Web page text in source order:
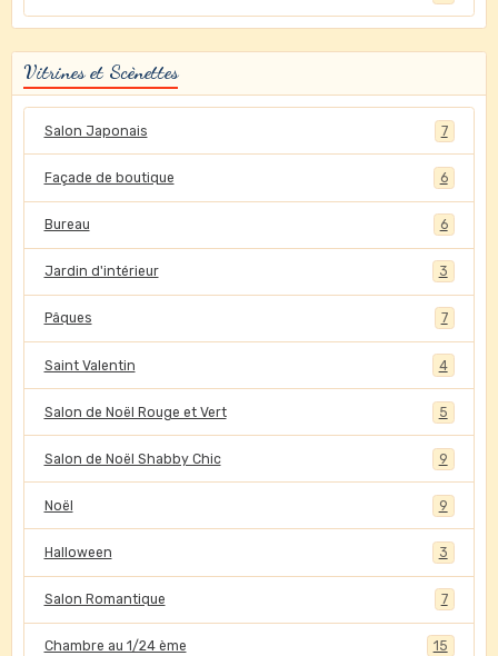
Vitrines et Scènettes
Salon Japonais 7
Façade de boutique 6
Bureau 6
Jardin d'intérieur 3
Pâques 7
Saint Valentin 4
Salon de Noël Rouge et Vert 5
Salon de Noël Shabby Chic 9
Noël 9
Halloween 3
Salon Romantique 7
Chambre au 1/24 ème 15